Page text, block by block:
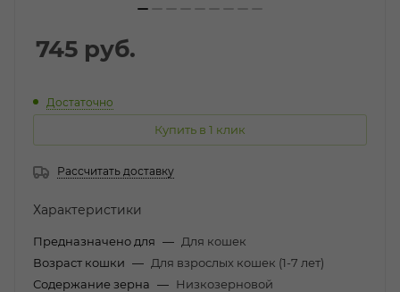
745 руб.
Достаточно
Купить в 1 клик
Рассчитать доставку
Характеристики
Предназначено для — Для кошек
Возраст кошки — Для взрослых кошек (1-7 лет)
Содержание зерна — Низкозерновой